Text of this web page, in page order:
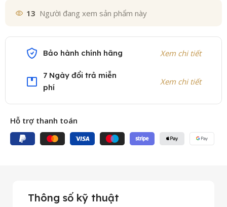
13 Người đang xem sản phẩm này
Bảo hành chính hãng Xem chi tiết
7 Ngày đổi trả miễn
phí
Xem chi tiết
Hỗ trợ thanh toán
Thông số kỹ thuật